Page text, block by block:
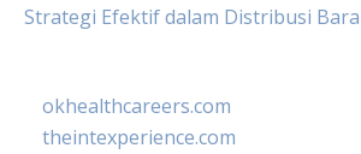
Strategi Efektif dalam Distribusi
okhealthcareers.com
theintexperience.com